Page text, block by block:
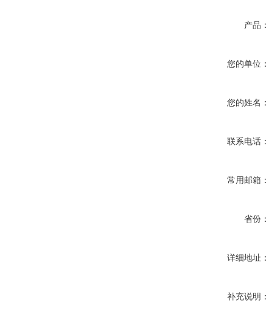
产品：
您的单位：
您的姓名：
联系电话：
常用邮箱：
省份：
详细地址：
补充说明：